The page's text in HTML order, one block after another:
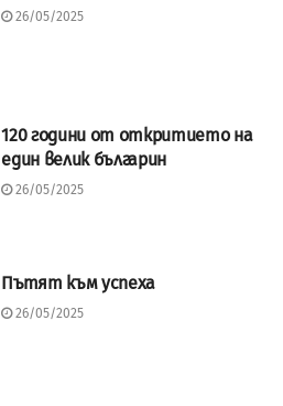
26/05/2025
120 години от откритието на
един велик българин
26/05/2025
Пътят към успеха
26/05/2025